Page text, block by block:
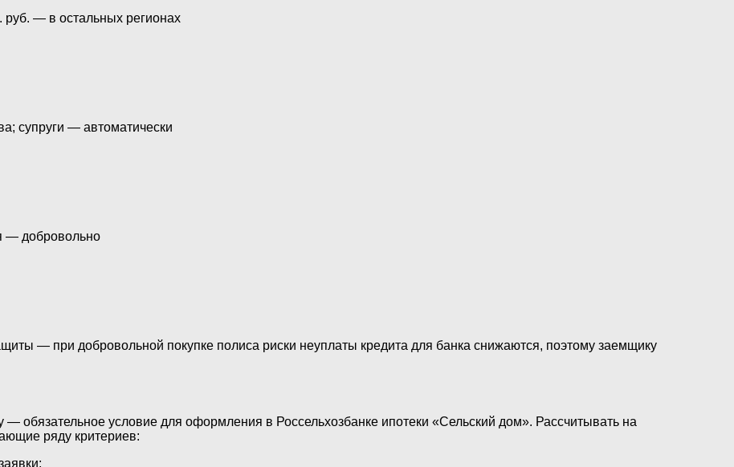
— в остальных регионах
супруги — автоматически
— добровольно
— при добровольной покупке полиса риски неуплаты кредита для банка снижаются, поэтому заемщику
обязательное условие для оформления в Россельхозбанке ипотеки «Сельский дом». Рассчитывать на
ряду критериев: